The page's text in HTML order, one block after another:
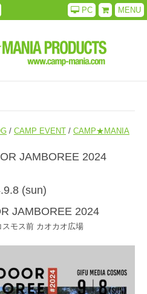
MENU
PC
/ CAMP EVENT / CAMP★MANIA
JAMBOREE 2024
(sun)
JAMBOREE 2024
モス前 カオカオ広場